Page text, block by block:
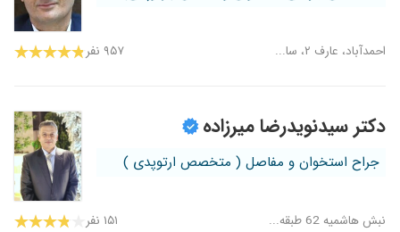
احمدآباد، عارف ۲، سا... ۹۵۷ نفر
دکتر سیدنویدرضا میرزاده
جراح استخوان و مفاصل ( متخصص ارتوپدی )
نبش هاشمیه 62 طبقه... ۱۵۱ نفر